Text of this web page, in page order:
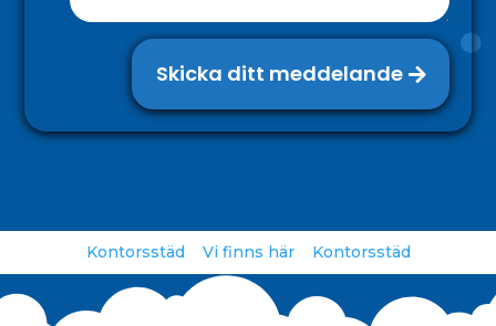
Skicka ditt meddelande
Kontorsstäd Vi finns här Kontorsstäd